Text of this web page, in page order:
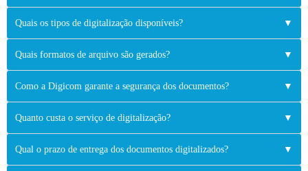
Quais os tipos de digitalização disponíveis? ▼
Quais formatos de arquivo são gerados? ▼
Como a Digicom garante a segurança dos documentos? ▼
Quanto custa o serviço de digitalização? ▼
Qual o prazo de entrega dos documentos digitalizados? ▼